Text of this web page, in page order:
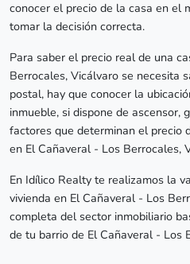
conocer el precio de la casa en el
tomar la decisión correcta.
Para saber el precio real de una
Berrocales, Vicálvaro se necesita
postal, hay que conocer la
inmueble, si dispone de ascensor,
factores que determinan el precio
en El Cañaveral - Los Berrocales,
En Idílico Realty te realizamos la
vivienda en El Cañaveral - Los
completa del sector inmobiliario
de tu barrio de El Cañaveral - Los